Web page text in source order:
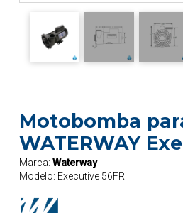
Motobomba
WATERWAY
Marca: Waterway
Modelo: Executive 56FR